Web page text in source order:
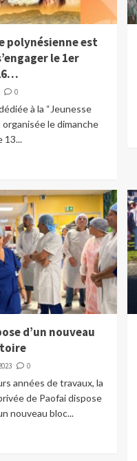
polynésienne est
le 1er
0
à la “Jeunesse
organisée le dimanche
13...
d’un nouveau
0
années de travaux, la
de Paofai dispose
nouveau bloc...